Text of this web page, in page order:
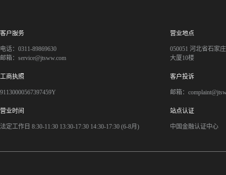
客户服务
电话：0311-89869630
邮箱：service@jtsww.com
营业地点
050051 河北省石家
大厦10楼
工商执照
91130000567397459Y
客户投诉
邮箱：
营业时间
法定工作日 8:30-11:30 13:30-17:30 14:30-17:30 (6-8月)
站点认证
中国金融认证中心